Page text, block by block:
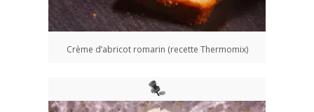
Crème d’abricot romarin (recette Thermomix)